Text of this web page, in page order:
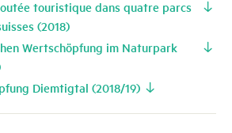
touristique dans quatre parcs
(2018)
Wertschöpfung im Naturpark
Diemtigtal (2018/19)